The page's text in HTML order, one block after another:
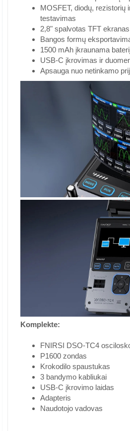
MOSFET, diodų, rezistorių
testavimas
2,8" spalvotas TFT ekranas
Bangos formų
1500 mAh įkraunama
USB-C įkrovimas ir
Apsauga nuo netinkamo
Komplekte:
FNIRSI DSO-TC4
P1600 zondas
Krokodilo spaustukas
3 bandymo kabliukai
USB-C įkrovimo laidas
Adapteris
Naudotojo vadovas